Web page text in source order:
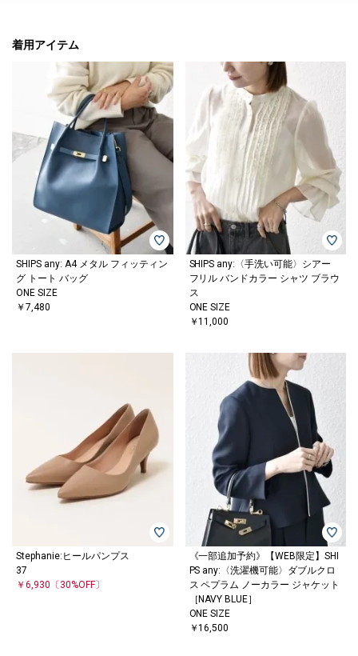
着用アイテム
SHIPS any: A4 メタル フィッティン
グ トート バッグ
ONE SIZE
￥7,480
SHIPS any:〈手洗い可能〉シアー
フリル バンドカラー シャツ ブラウ
ス
ONE SIZE
￥11,000
Stephanie:ヒールパンプス
37
￥6,930 〔30%OFF〕
《一部追加予約》【WEB限定】SHI
PS any:〈洗濯機可能〉ダブルクロ
ス ペプラム ノーカラー ジャケット
［NAVY BLUE］
ONE SIZE
￥16,500